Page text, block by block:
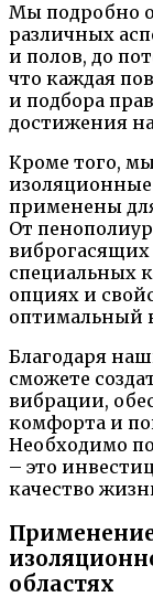
Мы подробно
различных
и полов, до
что каждая
и подбора
достижения
Кроме того,
применены
От
специальных
опциях и
оптимальный
Благодаря
сможете
вибрации,
комфорта и
Необходимо
– это
качество
областях